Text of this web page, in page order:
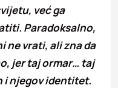
već ga
Paradoksalno,
ne vrati, ali zna da
jer taj ormar… taj
i njegov identitet.